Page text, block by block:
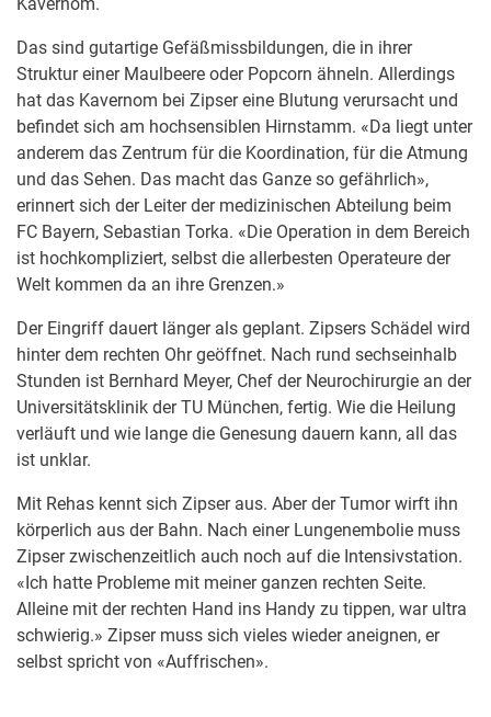
Das sind gutartige Gefäßmissbildungen, die in ihrer
Struktur einer Maulbeere oder Popcorn ähneln. Allerdings
hat das Kavernom bei Zipser eine Blutung verursacht und
befindet sich am hochsensiblen Hirnstamm. «Da liegt unter
anderem das Zentrum für die Koordination, für die Atmung
und das Sehen. Das macht das Ganze so gefährlich»,
erinnert sich der Leiter der medizinischen Abteilung beim
FC Bayern, Sebastian Torka. «Die Operation in dem Bereich
ist hochkompliziert, selbst die allerbesten Operateure der
Welt kommen da an ihre Grenzen.»
Der Eingriff dauert länger als geplant. Zipsers Schädel wird
hinter dem rechten Ohr geöffnet. Nach rund sechseinhalb
Stunden ist Bernhard Meyer, Chef der Neurochirurgie an der
Universitätsklinik der TU München, fertig. Wie die Heilung
verläuft und wie lange die Genesung dauern kann, all das
ist unklar.
Mit Rehas kennt sich Zipser aus. Aber der Tumor wirft ihn
körperlich aus der Bahn. Nach einer Lungenembolie muss
Zipser zwischenzeitlich auch noch auf die Intensivstation.
«Ich hatte Probleme mit meiner ganzen rechten Seite.
Alleine mit der rechten Hand ins Handy zu tippen, war ultra
schwierig.» Zipser muss sich vieles wieder aneignen, er
selbst spricht von «Auffrischen».